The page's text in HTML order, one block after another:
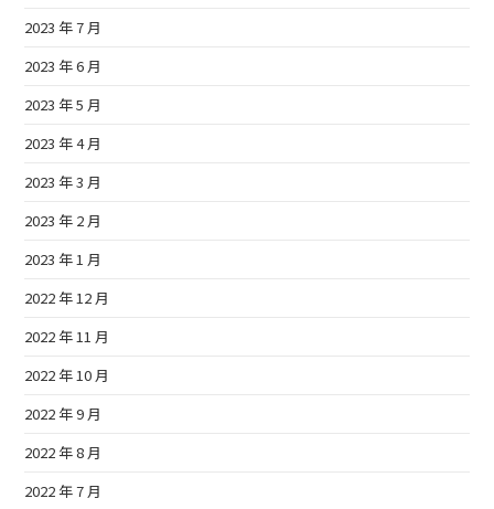
2023 年 7 月
2023 年 6 月
2023 年 5 月
2023 年 4 月
2023 年 3 月
2023 年 2 月
2023 年 1 月
2022 年 12 月
2022 年 11 月
2022 年 10 月
2022 年 9 月
2022 年 8 月
2022 年 7 月